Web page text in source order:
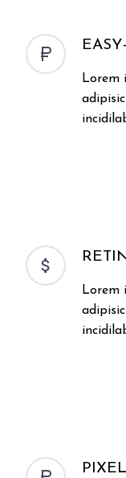


Lorem


Lorem